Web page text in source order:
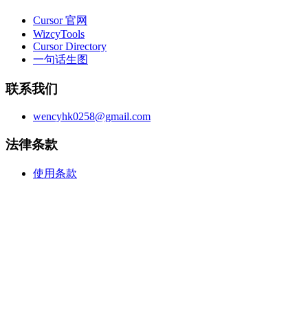
Cursor 官网
WizcyTools
Cursor Directory
一句话生图
联系我们
wencyhk0258@gmail.com
法律条款
使用条款